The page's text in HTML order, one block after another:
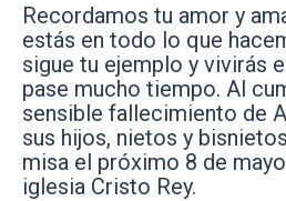
Recordamos tu amor y
estás en todo lo que
sigue tu ejemplo y vivirás
pase mucho tiempo. Al
sensible fallecimiento de
sus hijos, nietos y
misa el próximo 8 de
iglesia Cristo Rey.